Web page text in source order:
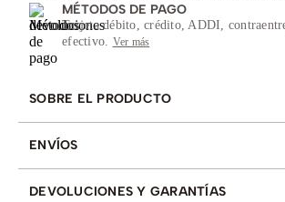
MÉTODOS DE PAGO
Tarjeta débito, crédito, ADDI,
efectivo. Ver más
SOBRE EL PRODUCTO
ENVÍOS
DEVOLUCIONES Y GARANTÍAS